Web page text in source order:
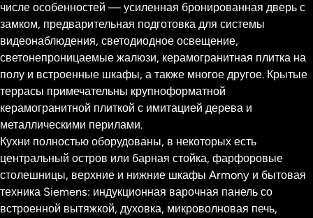
числе особенностей — усиленная бронированная дверь с
замком, предварительная подготовка для системы
видеонаблюдения, светодиодное освещение,
светонепроницаемые жалюзи, керамогранитная плитка на
полу и встроенные шкафы, а также многое другое. Крытые
террасы примечательны крупноформатной
керамогранитной плиткой с имитацией дерева и
металлическими перилами.
Кухни полностью оборудованы, в некоторых есть
центральный остров или барная стойка, фарфоровые
столешницы, верхние и нижние шкафы Armony и бытовая
техника Siemens: индукционная варочная панель со
встроенной вытяжкой, духовка, микроволновая печь,